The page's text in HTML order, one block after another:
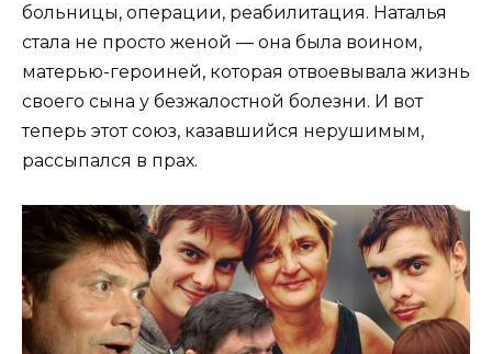
больницы, операции, реабилитация. Наталья
стала не просто женой — она была воином,
матерью-героиней, которая отвоевывала жизнь
своего сына у безжалостной болезни. И вот
теперь этот союз, казавшийся нерушимым,
рассыпался в прах.